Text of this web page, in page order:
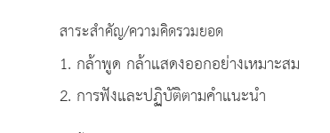
สาระสำคัญ/ความคิดรวมยอด
1. กล้าพูด กล้าแสดงออกอย่างเหมาะสม
2. การฟังและปฏิบัติตามคำแนะนำ